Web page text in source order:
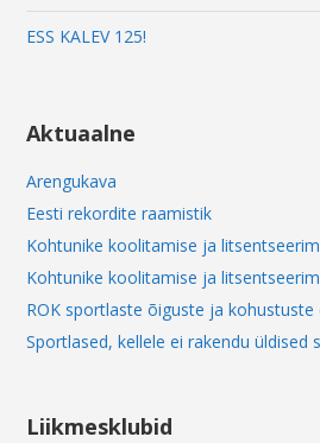
ESS KALEV 125!
Aktuaalne
Arengukava
Eesti rekordite raamistik
Kohtunike koolitamise ja
Kohtunike koolitamise ja
ROK sportlaste õiguste ja kohustuste
Sportlased, kellele ei rakendu üldised
Liikmesklubid